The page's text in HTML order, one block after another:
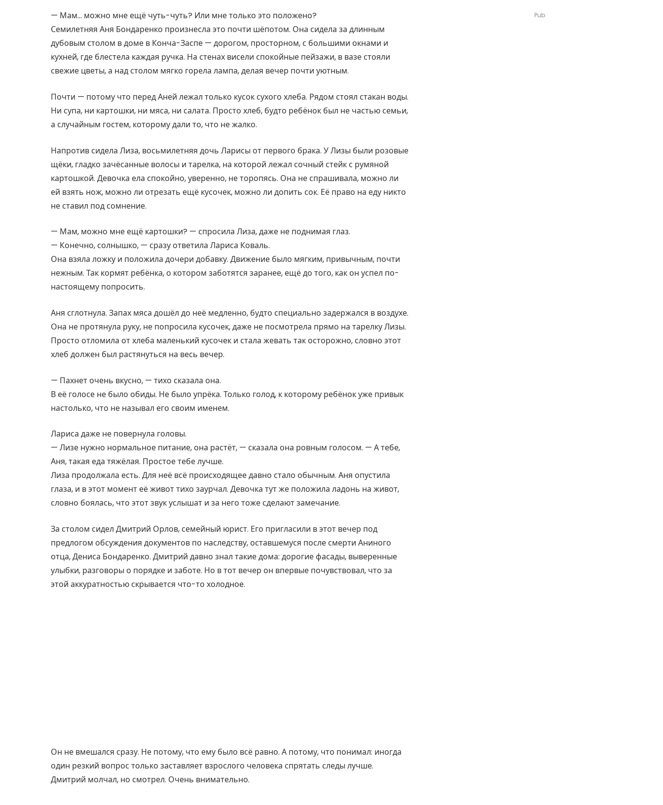
— Мам… можно мне ещё чуть-чуть? Или мне только это положено?
Семилетняя Аня Бондаренко произнесла это почти шёпотом. Она сидела за длинным
дубовым столом в доме в Конча-Заспе — дорогом, просторном, с большими окнами и
кухней, где блестела каждая ручка. На стенах висели спокойные пейзажи, в вазе стояли
свежие цветы, а над столом мягко горела лампа, делая вечер почти уютным.
Почти — потому что перед Аней лежал только кусок сухого хлеба. Рядом стоял стакан воды.
Ни супа, ни картошки, ни мяса, ни салата. Просто хлеб, будто ребёнок был не частью семьи,
а случайным гостем, которому дали то, что не жалко.
Напротив сидела Лиза, восьмилетняя дочь Ларисы от первого брака. У Лизы были розовые
щёки, гладко зачёсанные волосы и тарелка, на которой лежал сочный стейк с румяной
картошкой. Девочка ела спокойно, уверенно, не торопясь. Она не спрашивала, можно ли
ей взять нож, можно ли отрезать ещё кусочек, можно ли допить сок. Её право на еду никто
не ставил под сомнение.
— Мам, можно мне ещё картошки? — спросила Лиза, даже не поднимая глаз.
— Конечно, солнышко, — сразу ответила Лариса Коваль.
Она взяла ложку и положила дочери добавку. Движение было мягким, привычным, почти
нежным. Так кормят ребёнка, о котором заботятся заранее, ещё до того, как он успел по-
настоящему попросить.
Аня сглотнула. Запах мяса дошёл до неё медленно, будто специально задержался в воздухе.
Она не протянула руку, не попросила кусочек, даже не посмотрела прямо на тарелку Лизы.
Просто отломила от хлеба маленький кусочек и стала жевать так осторожно, словно этот
хлеб должен был растянуться на весь вечер.
— Пахнет очень вкусно, — тихо сказала она.
В её голосе не было обиды. Не было упрёка. Только голод, к которому ребёнок уже привык
настолько, что не называл его своим именем.
Лариса даже не повернула головы.
— Лизе нужно нормальное питание, она растёт, — сказала она ровным голосом. — А тебе,
Аня, такая еда тяжёлая. Простое тебе лучше.
Лиза продолжала есть. Для неё всё происходящее давно стало обычным. Аня опустила
глаза, и в этот момент её живот тихо заурчал. Девочка тут же положила ладонь на живот,
словно боялась, что этот звук услышат и за него тоже сделают замечание.
За столом сидел Дмитрий Орлов, семейный юрист. Его пригласили в этот вечер под
предлогом обсуждения документов по наследству, оставшемуся после смерти Аниного
отца, Дениса Бондаренко. Дмитрий давно знал такие дома: дорогие фасады, выверенные
улыбки, разговоры о порядке и заботе. Но в тот вечер он впервые почувствовал, что за
этой аккуратностью скрывается что-то холодное.
Он не вмешался сразу. Не потому, что ему было всё равно. А потому, что понимал: иногда
один резкий вопрос только заставляет взрослого человека спрятать следы лучше.
Дмитрий молчал, но смотрел. Очень внимательно.
Pub